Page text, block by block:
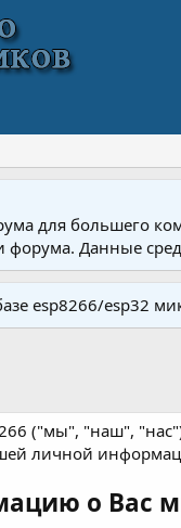
для большего
Данные
esp8266/esp32
("мы", "наш",
личной
о Вас